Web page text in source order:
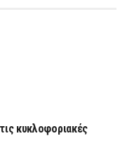
κυκλοφοριακές